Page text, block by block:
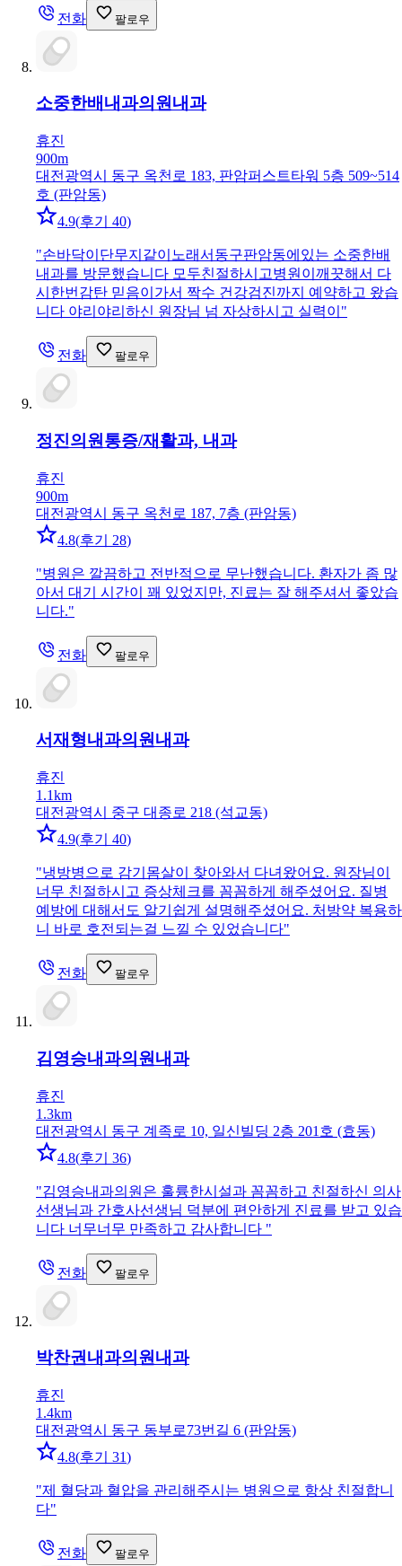
전화 팔로우
소중한배내과의원내과
휴진
900m
대전광역시 동구 옥천로 183, 판암퍼스트타워 5층 509~514
호 (판암동)
4.9(후기 40)
"손바닥이단무지같이노래서동구판암동에있는 소중한배
내과를 방문했습니다 모두친절하시고병원이깨끗해서 다
시한번감탄 믿음이가서 짝수 건강검진까지 예약하고 왔습
니다 야리야리하신 원장님 넘 자상하시고 실력이 "
전화 팔로우
정진의원 통증/재활과, 내과
휴진
900m
대전광역시 동구 옥천로 187, 7층 (판암동)
4.8(후기 28)
"병원은 깔끔하고 전반적으로 무난했습니다. 환자가 좀 많
아서 대기 시간이 꽤 있었지만, 진료는 잘 해주셔서 좋았습
니다."
전화 팔로우
서재형내과의원내과
휴진
1.1km
대전광역시 중구 대종로 218 (석교동)
4.9(후기 40)
"냉방병으로 감기몸살이 찾아와서 다녀왔어요. 원장님이
너무 친절하시고 증상체크를 꼼꼼하게 해주셨어요. 질병
예방에 대해서도 알기쉽게 설명해주셨어요. 처방약 복용하
니 바로 호전되는걸 느낄 수 있었습니다"
전화 팔로우
김영승내과의원 내과
휴진
1.3km
대전광역시 동구 계족로 10, 일신빌딩 2층 201호 (효동)
4.8(후기 36)
"김영승내과의원은 훌륭한시설과 꼼꼼하고 친절하신 의사
선생님과 간호사선생님 덕분에 편안하게 진료를 받고 있습
니다 너무너무 만족하고 감사합니다 "
전화 팔로우
박찬권내과의원내과
휴진
1.4km
대전광역시 동구 동부로73번길 6 (판암동)
4.8(후기 31)
"제 혈당과 혈압을 관리해주시는 병원으로 항상 친절합니
다"
전화 팔로우